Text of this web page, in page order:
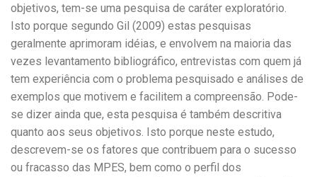
objetivos, tem-se uma pesquisa de caráter exploratório.
Isto porque segundo Gil (2009) estas pesquisas
geralmente aprimoram idéias, e envolvem na maioria das
vezes levantamento bibliográfico, entrevistas com quem já
tem experiência com o problema pesquisado e análises de
exemplos que motivem e facilitem a compreensão. Pode-
se dizer ainda que, esta pesquisa é também descritiva
quanto aos seus objetivos. Isto porque neste estudo,
descrevem-se os fatores que contribuem para o sucesso
ou fracasso das MPES, bem como o perfil dos